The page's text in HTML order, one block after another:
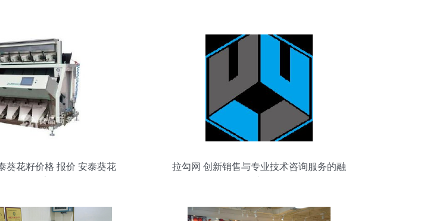
葵花籽价格 报价 安泰葵花
拉勾网 创新销售与专业技术咨询服务的融